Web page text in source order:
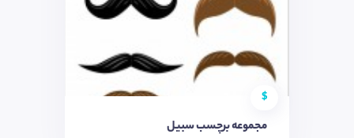
$
مجموعه برچسب سبیل